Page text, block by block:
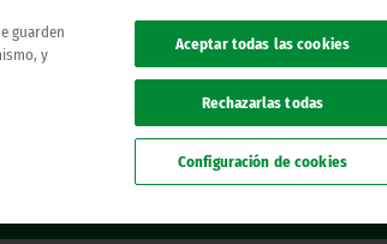
los derechos reservados.
guarden
y
Aceptar todas las cookies
Rechazarlas todas
Configuración de cookies